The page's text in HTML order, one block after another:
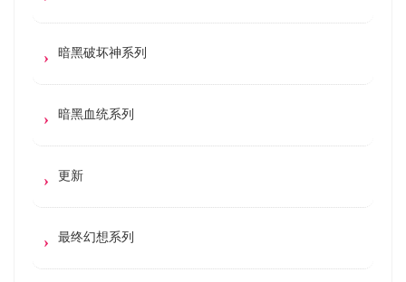
暗黑破坏神系列
暗黑血统系列
更新
最终幻想系列